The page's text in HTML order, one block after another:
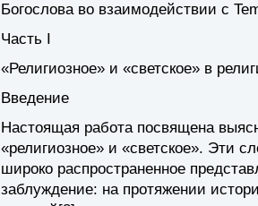
Богослова во взаимодействии с
Часть I
«Религиозное» и «светское» в
Введение
Настоящая работа посвящена
«религиозное» и «светское». Эти
широко распространенное
заблуждение: на протяжении